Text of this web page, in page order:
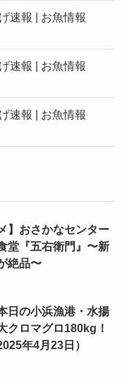
速報 | お魚情報
速報 | お魚情報
速報 | お魚情報
】おさかなセンター
堂『五右衛門』〜新
絶品〜
日の小浜漁港・水揚
クロマグロ180kg！
年4月23日）